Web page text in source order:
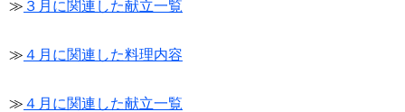
≫ ３月に関連した献立一覧
≫ ４月に関連した料理内容
≫ ４月に関連した献立一覧